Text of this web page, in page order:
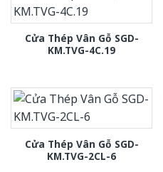
Cửa Thép Vân Gỗ SGD-
KM.TVG-4C.19
Cửa Thép Vân Gỗ SGD-
KM.TVG-2CL-6